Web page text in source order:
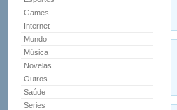
Games
Internet
Mundo
Música
Novelas
Outros
Saúde
Series